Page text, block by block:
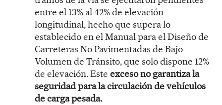
entre el 13% al 42% de elevación
longitudinal, hecho que supera lo
establecido en el Manual para el Diseño de
Carreteras No Pavimentadas de Bajo
Volumen de Tránsito, que solo dispone 12%
de elevación. Este exceso no garantiza la
seguridad para la circulación de vehículos
de carga pesada.